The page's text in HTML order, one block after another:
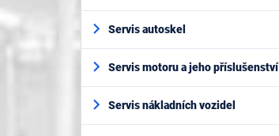
Servis autoskel
Servis motoru a jeho příslušenství
Servis nákladních vozidel